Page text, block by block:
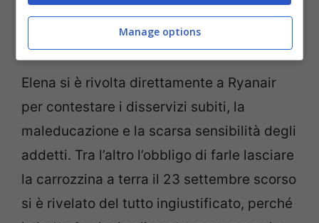
ragazzo disabile dopo le sue disavventure
con i treni italiani.
Elena si è rivolta direttamente a Ryanair
per contestare i disservizi subiti, la
maleducazione e la scarsa sensibilità degli
addetti. Tra l’altro l’obbligo di farle lasciare
la carrozzina a terra il 23 settembre scorso
si è rivelato del tutto ingiustificato, perché
Manage options